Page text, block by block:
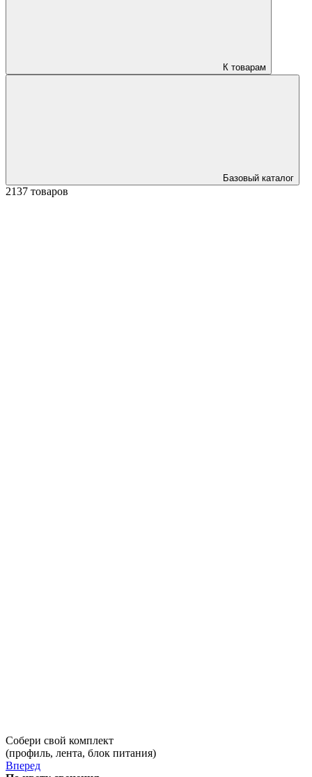
К товарам
Базовый каталог
2137 товаров
Собери свой комплект
(профиль, лента, блок питания)
Вперед